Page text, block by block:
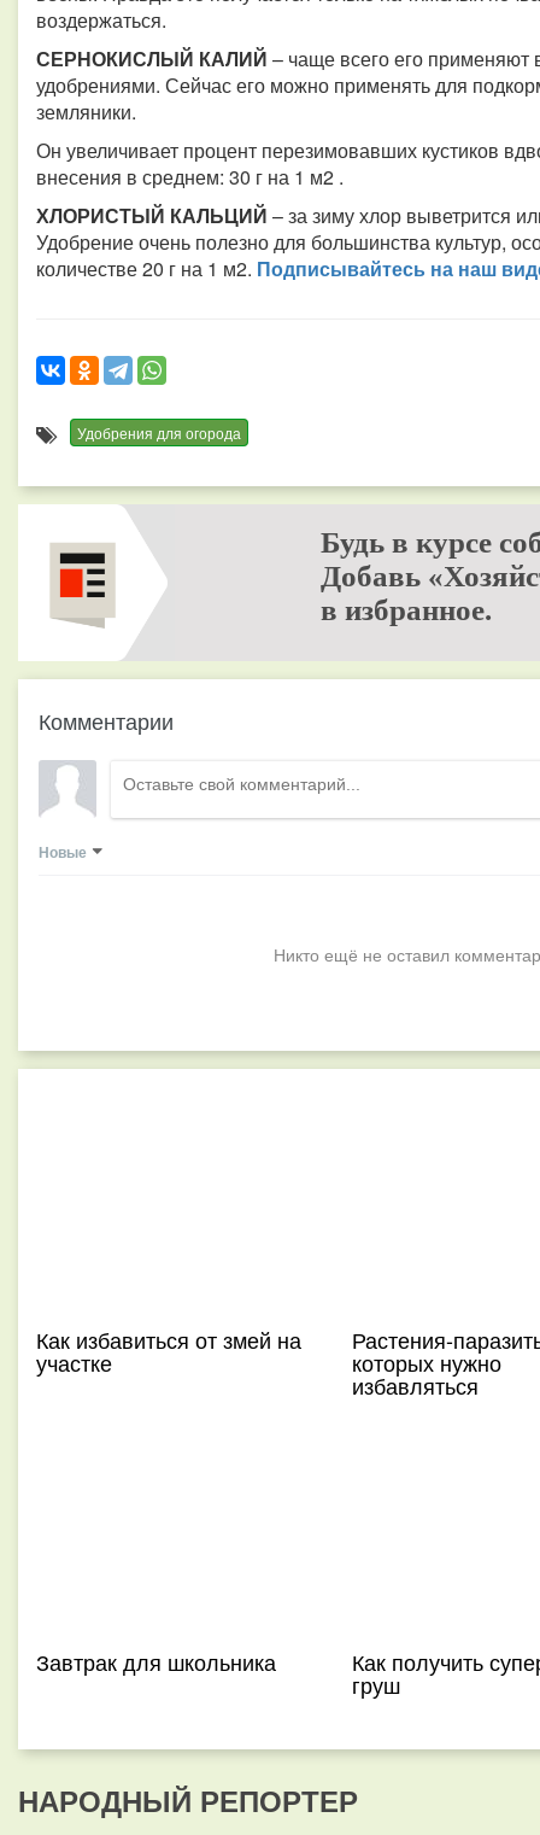
воздержаться.
СЕРНОКИСЛЫЙ КАЛИЙ – чаще всего его
удобрениями. Сейчас его можно применять для
земляники.
Он увеличивает процент перезимовавших кустиков
внесения в среднем: 30 г на 1 м2 .
ХЛОРИСТЫЙ КАЛЬЦИЙ – за зиму хлор выветрится
Удобрение очень полезно для большинства культур,
количестве 20 г на 1 м2. Подписывайтесь на наш
Удобрения для огорода
Будь в курсе
Добавь
в избранное.
Комментарии
Новые
Никто ещё не оставил
Как избавиться от змей на
участке
Растения-
которых нужно
избавляться
Завтрак для школьника Как получить
груш
НАРОДНЫЙ РЕПОРТЕР